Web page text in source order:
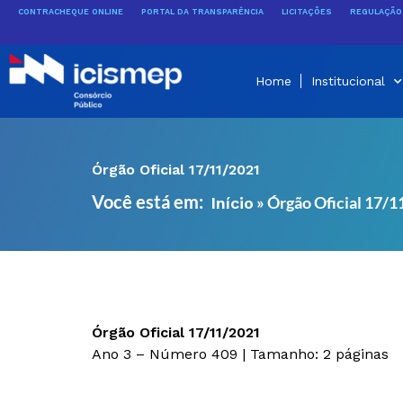
conteúdo
CONTRACHEQUE ONLINE PORTAL DA TRANSPARÊNCIA LICITAÇÕES
Home Institucional
Órgão Oficial 17/11/2021
Você está em: Início »Órgão Oficial 17/
Órgão Oficial 17/11/2021
Ano 3 – Número 409 | Tamanho: 2 páginas